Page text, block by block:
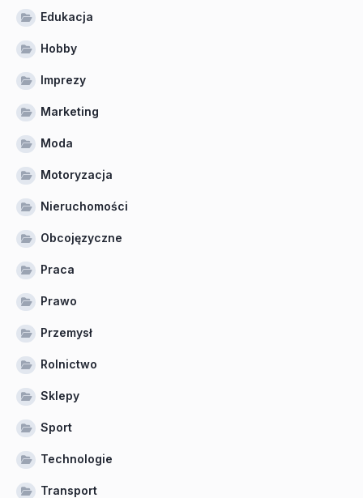
Edukacja
Hobby
Imprezy
Marketing
Moda
Motoryzacja
Nieruchomości
Obcojęzyczne
Praca
Prawo
Przemysł
Rolnictwo
Sklepy
Sport
Technologie
Transport